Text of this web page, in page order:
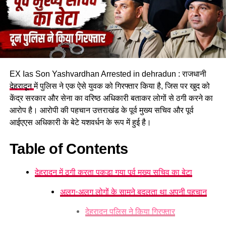
गोली लगने से छोटा भाई गंभीर रूप से घायल
सूचना मिलते हीपिरान कलियरथाना पुलिस घटनास्थल पर पहुंची और
घायल को उपचार के लिए अस्पताल भेजा। मामले की गंभीरता को देखते हुए
भगवानपुर के क्षेत्राधिकारी, थाना प्रभारी सहित वरिष्ठ पुलिस अधिकारी भी
मौके पर पहुंचे। इसके अलावा फोरेंसिक टीम ने घटनास्थल का निरीक्षण कर
EX Ias Son Yashvardhan Arrested in dehradun : राजधानी
देहरादूनमें पुलिस ने एक ऐसे युवक को गिरफ्तार किया है, जिस पर खुद को
केंद्र सरकार और सेना का वरिष्ठ अधिकारी बताकर लोगों से ठगी करने का
आरोप है। आरोपी की पहचान उत्तराखंड के पूर्व मुख्य सचिव और पूर्व
आईएएस अधिकारी के बेटे यशवर्धन के रूप में हुई है।
Table of Contents
देहरादून में ठगी करता पकड़ा गया पूर्व मुख्य सचिव का बेटा
अलग-अलग लोगों के सामने बदलता था अपनी पहचान
देहरादून पुलिस ने किया गिरफ्तार